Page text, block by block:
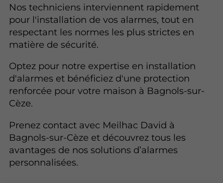
Nos techniciens interviennent rapidement
pour l'installation de vos alarmes, tout en
respectant les normes les plus strictes en
matière de sécurité.
Optez pour notre expertise en installation
d'alarmes et bénéficiez d'une protection
renforcée pour votre maison à Bagnols-sur-
Cèze.
Prenez contact avec Meilhac David à
Bagnols-sur-Cèze et découvrez tous les
avantages de nos solutions d’alarmes
personnalisées.